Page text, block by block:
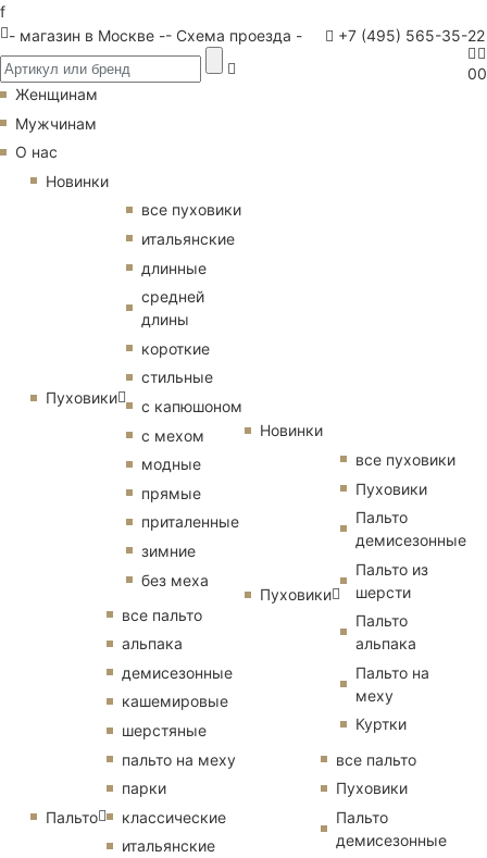
f
- магазин в Москве -- Схема проезда - +7 (495) 565-35-22
00
Женщинам
Мужчинам
О нас
Новинки
Пуховики
все пуховики
итальянские
длинные
средней
длины
короткие
стильные
с капюшоном
с мехом
модные
прямые
приталенные
зимние
без меха
Пальто
все пальто
альпака
демисезонные
кашемировые
шерстяные
пальто на меху
парки
классические
итальянские
Новинки
Пуховики
все пуховики
Пуховики
Пальто
демисезонные
Пальто из
шерсти
Пальто
альпака
Пальто на
меху
Куртки
все пальто
Пуховики
Пальто
демисезонные